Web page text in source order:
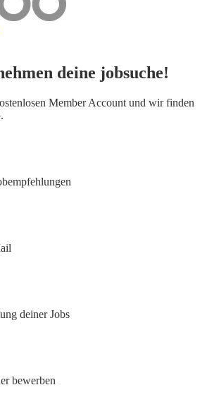
deine jobsuche!
Member Account und wir finden
deiner Jobs
bewerben